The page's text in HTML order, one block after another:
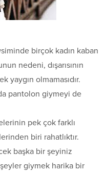
birçok kadın kaban
nedeni, dışarısının
yaygın olmamasıdır.
pantolon giymeyi de
pek çok farklı
biri rahatlıktır.
başka bir şeyiniz
giymek harika bir